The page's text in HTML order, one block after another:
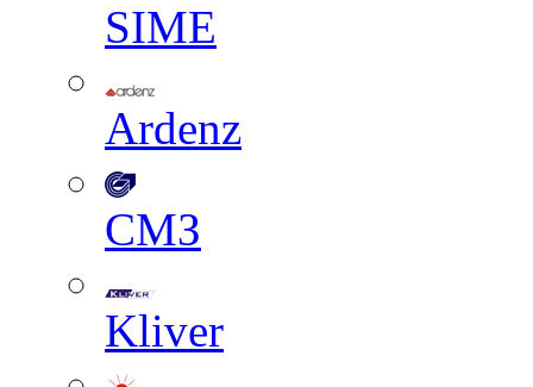
SIME
Ardenz
СМЗ
Kliver